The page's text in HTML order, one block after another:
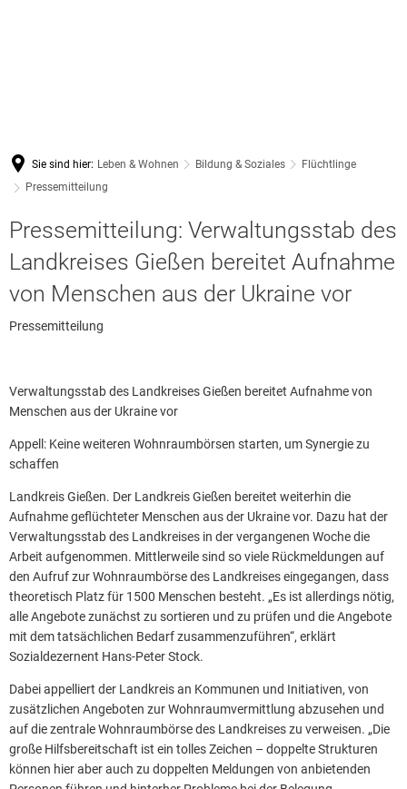
Sie sind hier: Leben & Wohnen Bildung & Soziales
Flüchtlinge
Pressemitteilung
Pressemitteilung: Verwaltungsstab des
Landkreises Gießen bereitet Aufnahme
von Menschen aus der Ukraine vor
Pressemitteilung
Verwaltungsstab des Landkreises Gießen bereitet Aufnahme von
Menschen aus der Ukraine vor
Appell: Keine weiteren Wohnraumbörsen starten, um Synergie zu
schaffen
Landkreis Gießen. Der Landkreis Gießen bereitet weiterhin die
Aufnahme geflüchteter Menschen aus der Ukraine vor. Dazu hat der
Verwaltungsstab des Landkreises in der vergangenen Woche die
Arbeit aufgenommen. Mittlerweile sind so viele Rückmeldungen auf
den Aufruf zur Wohnraumbörse des Landkreises eingegangen, dass
theoretisch Platz für 1500 Menschen besteht. „Es ist allerdings nötig,
alle Angebote zunächst zu sortieren und zu prüfen und die Angebote
mit dem tatsächlichen Bedarf zusammenzuführen“, erklärt
Sozialdezernent Hans-Peter Stock.
Dabei appelliert der Landkreis an Kommunen und Initiativen, von
zusätzlichen Angeboten zur Wohnraumvermittlung abzusehen und
auf die zentrale Wohnraumbörse des Landkreises zu verweisen. „Die
große Hilfsbereitschaft ist ein tolles Zeichen – doppelte Strukturen
können hier aber auch zu doppelten Meldungen von anbietenden